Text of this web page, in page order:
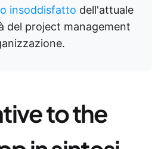
insoddisfatto dell'attuale
del project management
to the